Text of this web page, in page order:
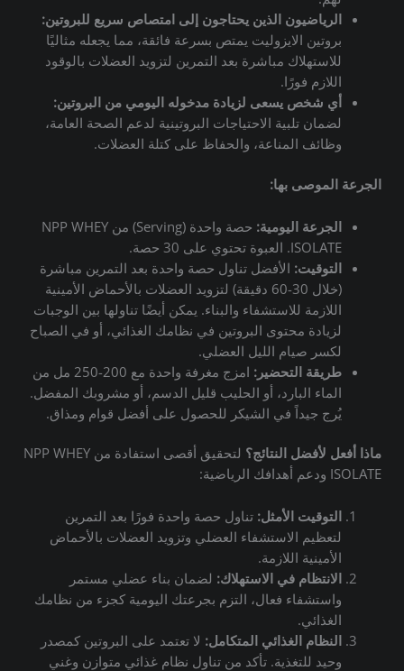
الرياضيون الذين يحتاجون إلى امتصاص سريع للبروتين:
بروتين الايزوليت يمتص بسرعة فائقة، مما يجعله مثاليًا
للاستهلاك مباشرة بعد التمرين لتزويد العضلات بالوقود
اللازم فورًا.
أي شخص يسعى لزيادة مدخوله اليومي من البروتين:
لضمان تلبية الاحتياجات البروتينية لدعم الصحة العامة،
وظائف المناعة، والحفاظ على كتلة العضلات.
الجرعة الموصى بها:
الجرعة اليومية:
حصة واحدة (Serving) من NPP WHEY
ISOLATE. العبوة تحتوي على 30 حصة.
التوقيت: الأفضل تناول حصة واحدة بعد التمرين مباشرة
(خلال 30-60 دقيقة) لتزويد العضلات بالأحماض الأمينية
اللازمة للاستشفاء والبناء. يمكن أيضًا تناولها بين الوجبات
لزيادة محتوى البروتين في نظامك الغذائي، أو في الصباح
لكسر صيام الليل العضلي.
طريقة التحضير:
امزج مغرفة واحدة مع 200-250 مل من
الماء البارد، أو الحليب قليل الدسم، أو مشروبك المفضل.
يُرج جيداً في الشيكر للحصول على أفضل قوام ومذاق.
ماذا أفعل لأفضل النتائج؟
لتحقيق أقصى استفادة من NPP WHEY
ISOLATE ودعم أهدافك الرياضية:
التوقيت الأمثل: تناول حصة واحدة فورًا بعد التمرين
لتعظيم الاستشفاء العضلي وتزويد العضلات بالأحماض
الأمينية اللازمة.
الانتظام في الاستهلاك: لضمان بناء عضلي مستمر
واستشفاء فعال، التزم بجرعتك اليومية كجزء من نظامك
الغذائي.
النظام الغذائي المتكامل: لا تعتمد على البروتين كمصدر
وحيد للتغذية. تأكد من تناول نظام غذائي متوازن وغني